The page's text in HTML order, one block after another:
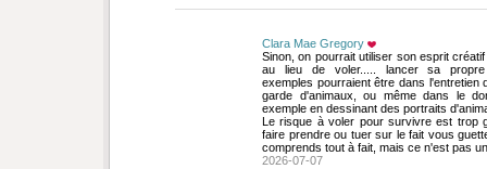
Clara Mae Gregory
Sinon, on pourrait utiliser son esprit
au lieu de voler..... lancer sa propre
exemples pourraient être dans l'entretien
garde d'animaux, ou même dans le
exemple en dessinant des portraits
Le risque à voler pour survivre est trop
faire prendre ou tuer sur le fait vous
comprends tout à fait, mais ce n'est pas
2026-07-07